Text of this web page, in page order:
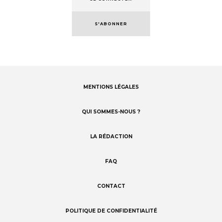
S'ABONNER
MENTIONS LÉGALES
QUI SOMMES-NOUS ?
LA RÉDACTION
FAQ
CONTACT
POLITIQUE DE CONFIDENTIALITÉ